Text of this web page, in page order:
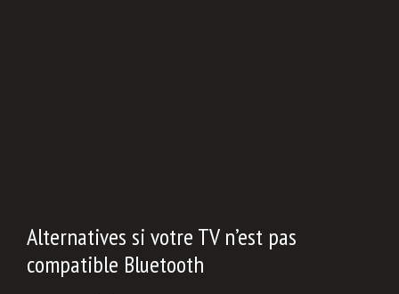
Alternatives si votre TV n’est pas
compatible Bluetooth